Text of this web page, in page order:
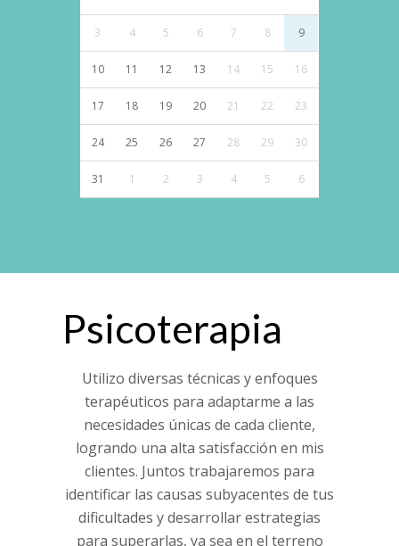
3 4 5 6 7 8 9
10 11 12 13 14 15 16
17 18 19 20 21 22 23
24 25 26 27 28 29 30
31 1 2 3 4 5 6
Psicoterapia
Utilizo diversas técnicas y enfoques
terapéuticos para adaptarme a las
necesidades únicas de cada cliente,
logrando una alta satisfacción en mis
clientes. Juntos trabajaremos para
identificar las causas subyacentes de tus
dificultades y desarrollar estrategias
para superarlas, ya sea en el terreno